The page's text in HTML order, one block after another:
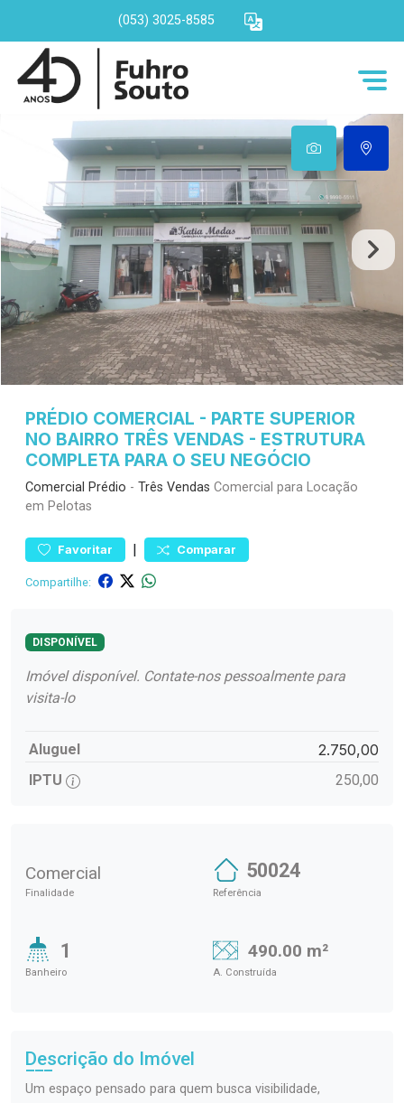
(053) 3025-8585
PRÉDIO COMERCIAL - PARTE SUPERIOR
NO BAIRRO TRÊS VENDAS - ESTRUTURA
COMPLETA PARA O SEU NEGÓCIO
Comercial Prédio - Três Vendas Comercial para Locação
em Pelotas
Favoritar | Comparar
Compartilhe:
DISPONÍVEL
Imóvel disponível. Contate-nos pessoalmente para
visita-lo
Aluguel 2.750,00
IPTU 250,00
Comercial
Finalidade
50024
Referência
1
Banheiro
490.00 m²
A. Construída
Descrição do Imóvel
Um espaço pensado para quem busca visibilidade,